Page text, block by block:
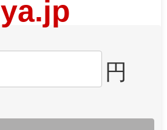
ya.jp
円